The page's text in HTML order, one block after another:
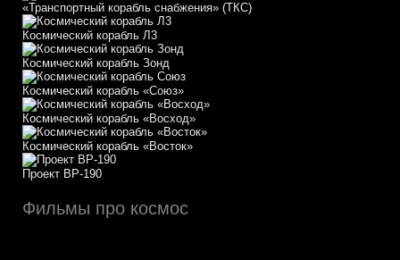
«Транспортный корабль снабжения» (ТКС)
Космический корабль Л3
Космический корабль Зонд
Космический корабль «Союз»
Космический корабль «Восход»
Космический корабль «Восток»
Проект ВР-190
Фильмы про космос